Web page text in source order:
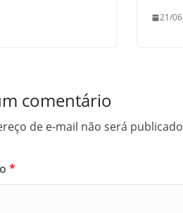
21/
comentário
de e-mail não será
*